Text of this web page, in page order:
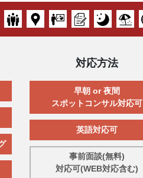
対応方法
早朝 or 夜間
スポットコンサル対応可
英語対応可
事前面談(無料)
対応可(WEB対応含む)